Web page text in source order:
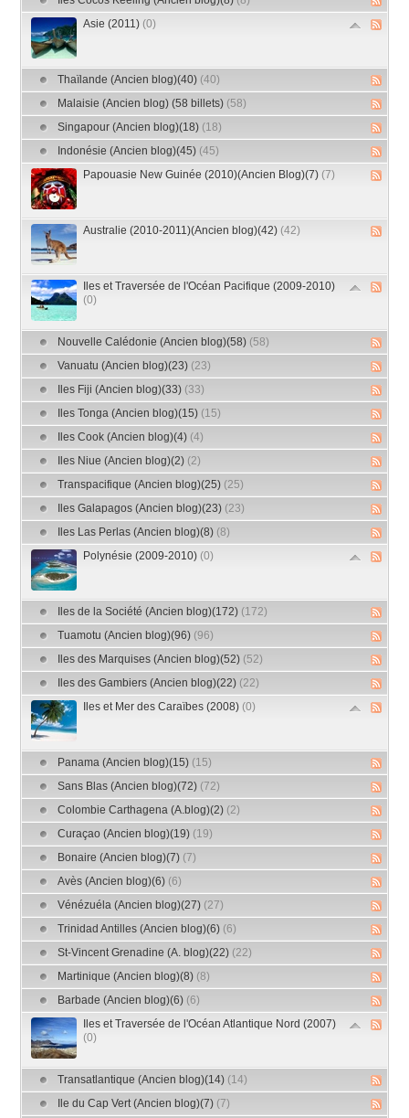
Asie (2011) (0)
Thaïlande (Ancien blog)(40) (40)
Malaisie (Ancien blog) (58 billets) (58)
Singapour (Ancien blog)(18) (18)
Indonésie (Ancien blog)(45) (45)
Papouasie New Guinée (2010)(Ancien Blog)(7) (7)
Australie (2010-2011)(Ancien blog)(42) (42)
Iles et Traversée de l'Océan Pacifique (2009-2010)
(0)
Nouvelle Calédonie (Ancien blog)(58) (58)
Vanuatu (Ancien blog)(23) (23)
Iles Fiji (Ancien blog)(33) (33)
Iles Tonga (Ancien blog)(15) (15)
Iles Cook (Ancien blog)(4) (4)
Iles Niue (Ancien blog)(2) (2)
Transpacifique (Ancien blog)(25) (25)
Iles Galapagos (Ancien blog)(23) (23)
Iles Las Perlas (Ancien blog)(8) (8)
Polynésie (2009-2010) (0)
Iles de la Société (Ancien blog)(172) (172)
Tuamotu (Ancien blog)(96) (96)
Iles des Marquises (Ancien blog)(52) (52)
Iles des Gambiers (Ancien blog)(22) (22)
Iles et Mer des Caraïbes (2008) (0)
Panama (Ancien blog)(15) (15)
Sans Blas (Ancien blog)(72) (72)
Colombie Carthagena (A.blog)(2) (2)
Curaçao (Ancien blog)(19) (19)
Bonaire (Ancien blog)(7) (7)
Avès (Ancien blog)(6) (6)
Vénézuéla (Ancien blog)(27) (27)
Trinidad Antilles (Ancien blog)(6) (6)
St-Vincent Grenadine (A. blog)(22) (22)
Martinique (Ancien blog)(8) (8)
Barbade (Ancien blog)(6) (6)
Iles et Traversée de l'Océan Atlantique Nord (2007)
(0)
Transatlantique (Ancien blog)(14) (14)
Ile du Cap Vert (Ancien blog)(7) (7)